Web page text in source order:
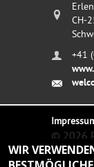
CH-
+41
© 2026
WIR